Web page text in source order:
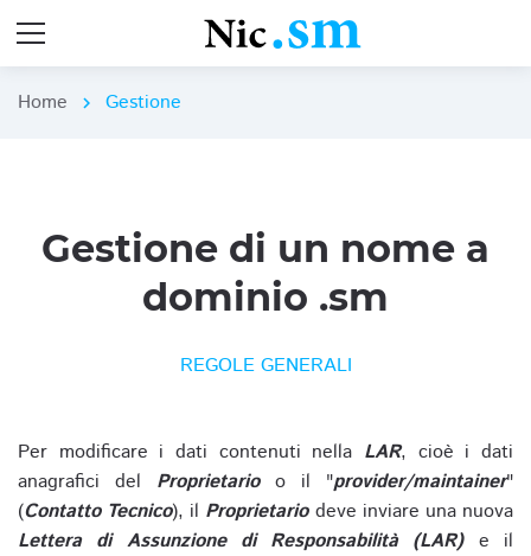
Home chevron_right Gestione
Gestione di un nome a
dominio .sm
REGOLE GENERALI
Per modificare i dati contenuti nella LAR, cioè i dati
anagrafici del Proprietarioo il "provider/maintainer"
(Contatto Tecnico), il Proprietariodeve inviare una nuova
Lettera di Assunzione di Responsabilità (LAR)e il